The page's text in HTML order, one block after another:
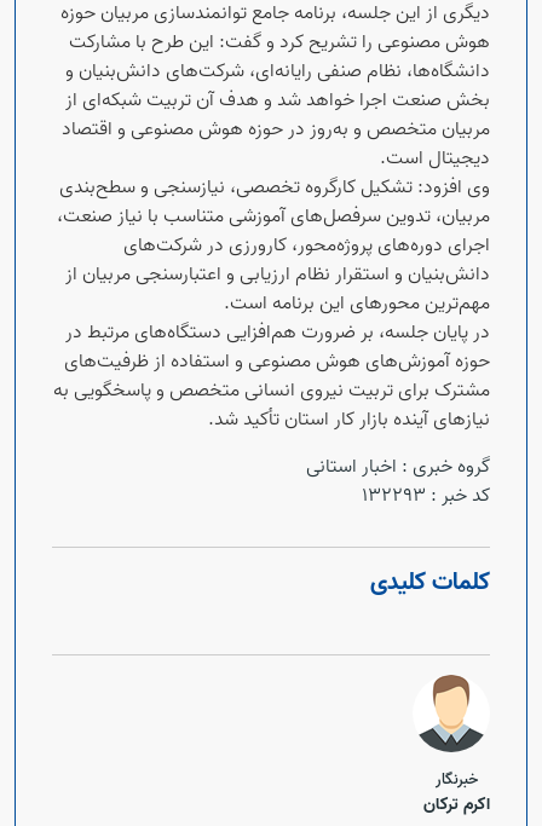
دیگری از این جلسه، برنامه جامع توانمندسازی مربیان حوزه
هوش مصنوعی را تشریح کرد و گفت: این طرح با مشارکت
دانشگاه‌ها، نظام صنفی رایانه‌ای، شرکت‌های دانش‌بنیان و
بخش صنعت اجرا خواهد شد و هدف آن تربیت شبکه‌ای از
مربیان متخصص و به‌روز در حوزه هوش مصنوعی و اقتصاد
دیجیتال است.
وی افزود: تشکیل کارگروه تخصصی، نیازسنجی و سطح‌بندی
مربیان، تدوین سرفصل‌های آموزشی متناسب با نیاز صنعت،
اجرای دوره‌های پروژه‌محور، کارورزی در شرکت‌های
دانش‌بنیان و استقرار نظام ارزیابی و اعتبارسنجی مربیان از
مهم‌ترین محورهای این برنامه است.
در پایان جلسه، بر ضرورت هم‌افزایی دستگاه‌های مرتبط در
حوزه آموزش‌های هوش مصنوعی و استفاده از ظرفیت‌های
مشترک برای تربیت نیروی انسانی متخصص و پاسخگویی به
نیازهای آینده بازار کار استان تأکید شد.
گروه خبری : اخبار استانی
کد خبر : 132293
کلمات کلیدی
خبرنگار
اکرم ترکان